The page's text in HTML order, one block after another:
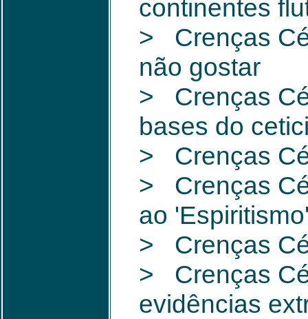
continentes
> Crenças
não gostar
> Crenças
bases do
> Crenças
> Crenças
ao
> Crenças
> Crenças
evidências